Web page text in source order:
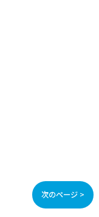
次のページ >